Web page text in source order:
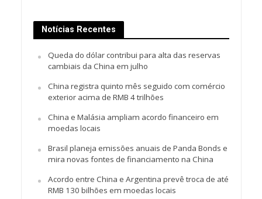
Notícias Recentes
Queda do dólar contribui para alta das reservas
cambiais da China em julho
China registra quinto mês seguido com comércio
exterior acima de RMB 4 trilhões
China e Malásia ampliam acordo financeiro em
moedas locais
Brasil planeja emissões anuais de Panda Bonds e
mira novas fontes de financiamento na China
Acordo entre China e Argentina prevê troca de até
RMB 130 bilhões em moedas locais